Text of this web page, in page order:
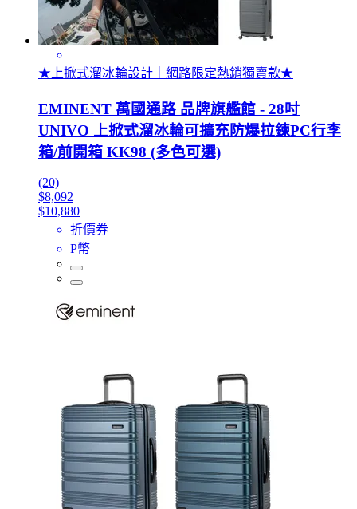
★上掀式溜冰輪設計｜網路限定熱銷獨賣款★
EMINENT 萬國通路 品牌旗艦館 - 28吋
UNIVO 上掀式溜冰輪可擴充防爆拉鍊PC行李
箱/前開箱 KK98 (多色可選)
(20)
$8,092
$10,880
折價券
P幣